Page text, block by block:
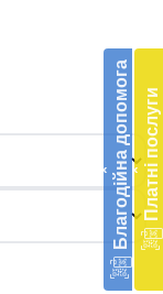
‹ Благодійна допомогав
‹ Платні послуги